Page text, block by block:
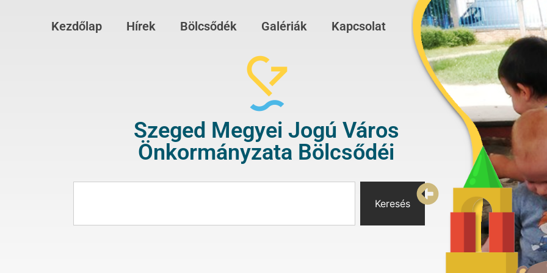
Kezdőlap Hírek Bölcsődék Galériák Kapcsolat
Szeged Megyei Jogú Város
Önkormányzata Bölcsődéi
Keresés